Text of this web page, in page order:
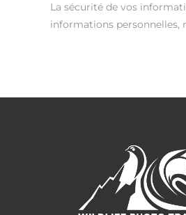
La sécurité de vos
informations personnelles,